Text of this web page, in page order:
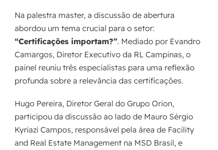
Na palestra master, a discussão de abertura
abordou um tema crucial para o setor:
“Certificações importam?”. Mediado por Evandro
Camargos, Diretor Executivo da RL Campinas, o
painel reuniu três especialistas para uma reflexão
profunda sobre a relevância das certificações.
Hugo Pereira, Diretor Geral do Grupo Orion,
participou da discussão ao lado de Mauro Sérgio
Kyriazi Campos, responsável pela área de Facility
and Real Estate Management na MSD Brasil, e